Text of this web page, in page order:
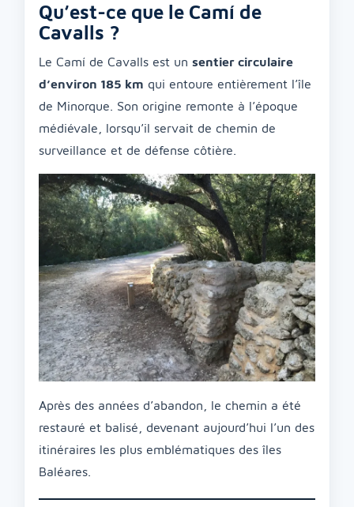
Qu’est-ce que le Camí de
Cavalls ?
Le Camí de Cavalls est un sentier circulaire
d’environ 185 km qui entoure entièrement l’île
de Minorque. Son origine remonte à l’époque
médiévale, lorsqu’il servait de chemin de
surveillance et de défense côtière.
Après des années d’abandon, le chemin a été
restauré et balisé, devenant aujourd’hui l’un des
itinéraires les plus emblématiques des îles
Baléares.